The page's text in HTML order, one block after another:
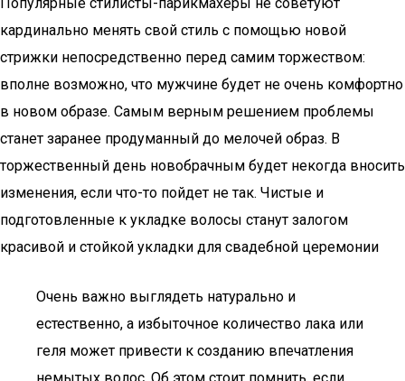
кардинально менять свой стиль с помощью новой
стрижки непосредственно перед самим торжеством:
вполне возможно, что мужчине будет не очень комфортно
в новом образе. Самым верным решением проблемы
станет заранее продуманный до мелочей образ. В
торжественный день новобрачным будет некогда вносить
изменения, если что-то пойдет не так. Чистые и
подготовленные к укладке волосы станут залогом
красивой и стойкой укладки для свадебной церемонии
Очень важно выглядеть натурально и
естественно, а избыточное количество лака или
геля может привести к созданию впечатления